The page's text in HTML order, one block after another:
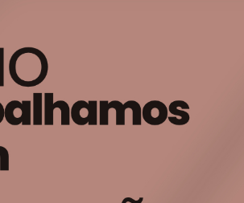
💧 Filtro de entrada de água
🌄 Vista privilegiada para a fazenda e para
🏊 Piscina com aquecimento gerador de
Cabeamento para internet
Persianas automatizadas
📲
Quer saber mais ou agendar uma